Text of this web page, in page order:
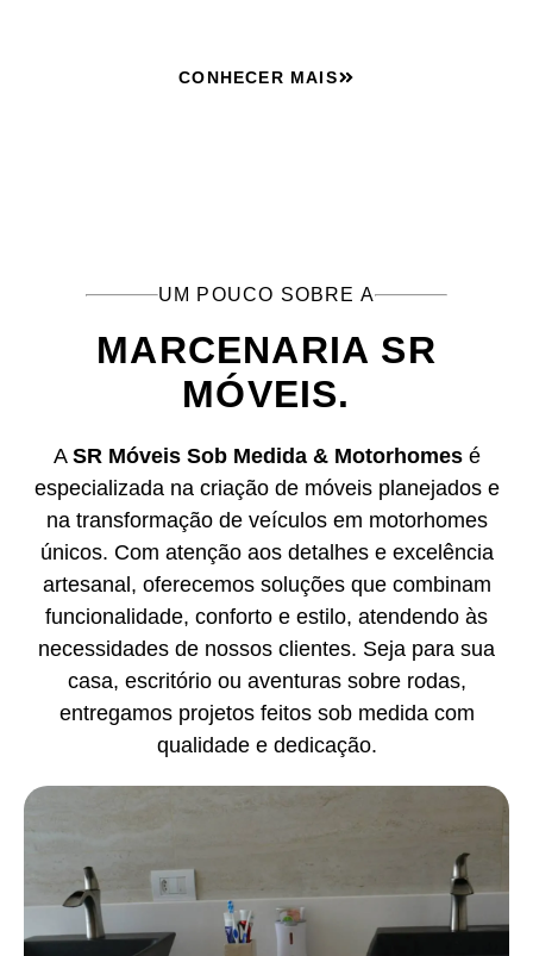
CONHECER MAIS
UM POUCO SOBRE A
MARCENARIA SR
MÓVEIS.
A SR Móveis Sob Medida & Motorhomesé
especializada na criação de móveis planejados e
na transformação de veículos em motorhomes
únicos. Com atenção aos detalhes e excelência
artesanal, oferecemos soluções que combinam
funcionalidade, conforto e estilo, atendendo às
necessidades de nossos clientes. Seja para sua
casa, escritório ou aventuras sobre rodas,
entregamos projetos feitos sob medida com
qualidade e dedicação.